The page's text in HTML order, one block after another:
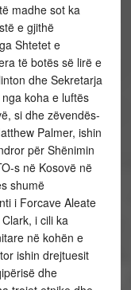
madhe sot ka
e gjithë
Shtetet e
të botës së lirë e
dhe Sekretarja
koha e luftës
si dhe zëvendës-
Palmer, ishin
për Shënimin
s në Kosovë në
shumë
i Forcave Aleate
i cili ka
në kohën e
ishin drejtuesit
dhe